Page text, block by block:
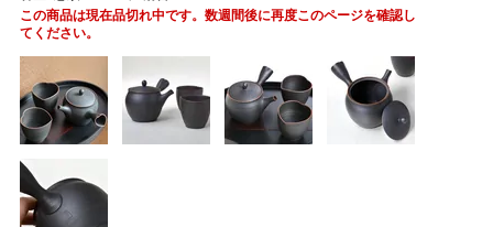
この商品は現在品切れ中です。数週間後に再度このページを確認し
てください。